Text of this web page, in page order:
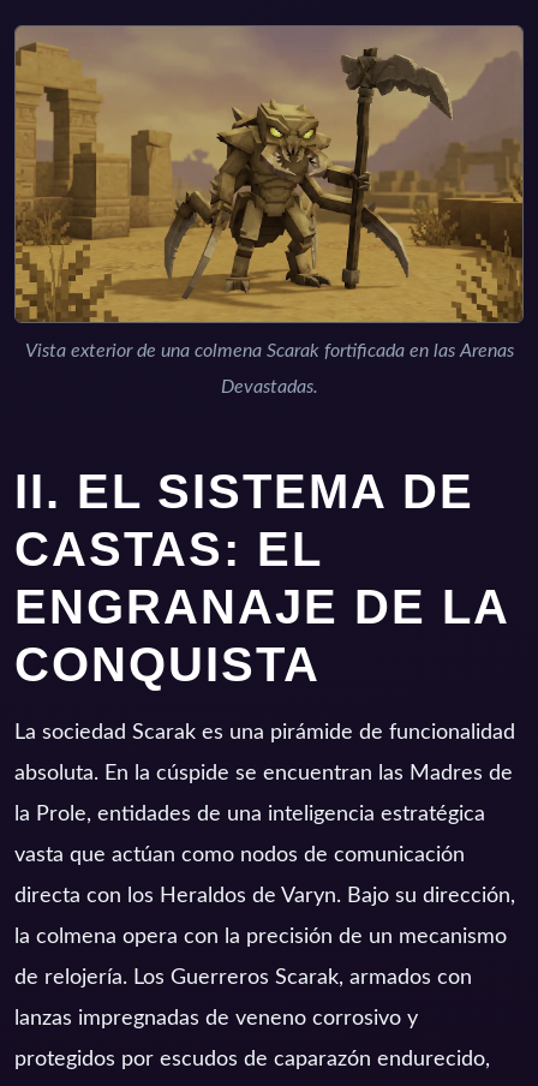
Vista exterior de una colmena Scarak fortificada en las Arenas
Devastadas.
II. EL SISTEMA DE
CASTAS: EL
ENGRANAJE DE LA
CONQUISTA
La sociedad Scarak es una pirámide de funcionalidad
absoluta. En la cúspide se encuentran las Madres de
la Prole, entidades de una inteligencia estratégica
vasta que actúan como nodos de comunicación
directa con los Heraldos de Varyn. Bajo su dirección,
la colmena opera con la precisión de un mecanismo
de relojería. Los Guerreros Scarak, armados con
lanzas impregnadas de veneno corrosivo y
protegidos por escudos de caparazón endurecido,